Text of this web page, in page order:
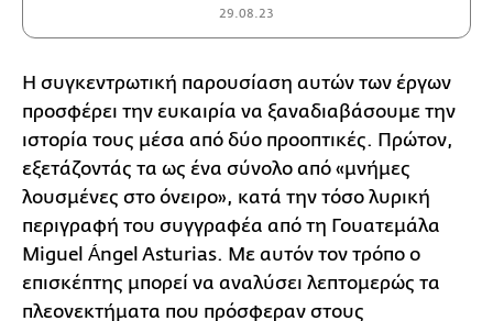
29.08.23
Η συγκεντρωτική παρουσίαση αυτών των έργων
προσφέρει την ευκαιρία να ξαναδιαβάσουμε την
ιστορία τους μέσα από δύο προοπτικές. Πρώτον,
εξετάζοντάς τα ως ένα σύνολο από «μνήμες
λουσμένες στο όνειρο», κατά την τόσο λυρική
περιγραφή του συγγραφέα από τη Γουατεμάλα
Miguel Ángel Asturias. Με αυτόν τον τρόπο ο
επισκέπτης μπορεί να αναλύσει λεπτομερώς τα
πλεονεκτήματα που πρόσφεραν στους